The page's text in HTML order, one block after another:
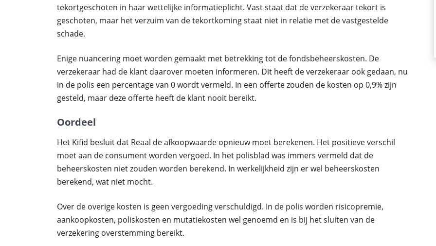
tekortgeschoten in haar wettelijke informatieplicht. Vast staat dat de verzekeraar tekort is
geschoten, maar het verzuim van de tekortkoming staat niet in relatie met de vastgestelde
schade.
Enige nuancering moet worden gemaakt met betrekking tot de fondsbeheerskosten. De
verzekeraar had de klant daarover moeten informeren. Dit heeft de verzekeraar ook gedaan, nu
in de polis een percentage van 0 wordt vermeld. In een offerte zouden de kosten op 0,9% zijn
gesteld, maar deze offerte heeft de klant nooit bereikt.
Oordeel
Het Kifid besluit dat Reaal de afkoopwaarde opnieuw moet berekenen. Het positieve verschil
moet aan de consument worden vergoed. In het polisblad was immers vermeld dat de
beheerskosten niet zouden worden berekend. In werkelijkheid zijn er wel beheerskosten
berekend, wat niet mocht.
Over de overige kosten is geen vergoeding verschuldigd. In de polis worden risicopremie,
aankoopkosten, poliskosten en mutatiekosten wel genoemd en is bij het sluiten van de
verzekering overstemming bereikt.